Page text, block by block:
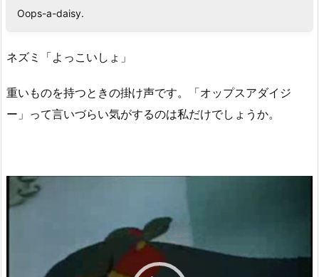
Oops-a-daisy.
ネズミ「よっこいしょ」
重いものを持つときの掛け声です。「オップスアダイジ
ー」って言いづらい気がするのは私だけでしょうか。
画